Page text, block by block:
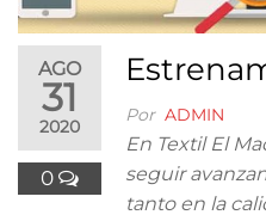
AGO
31
2020
0
Por ADMIN
En Textil El
seguir
tanto en la